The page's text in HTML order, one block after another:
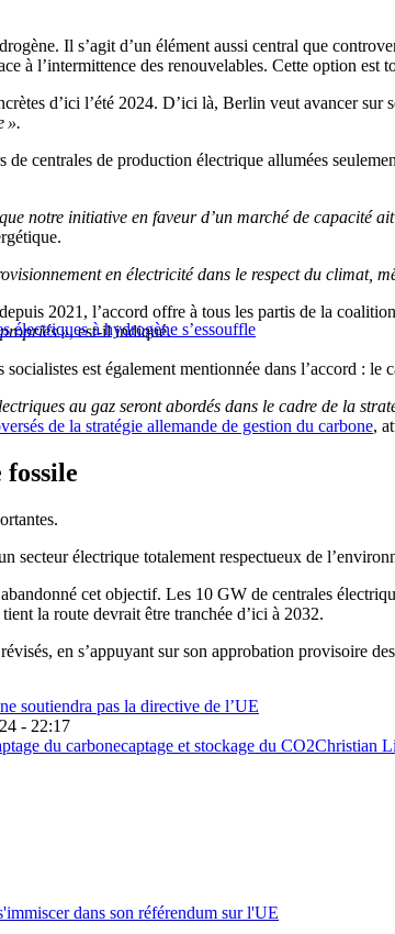
Il s’agit d’un élément aussi central que
à l’intermittence des renouvelables. Cette option est
d’ici l’été 2024. D’ici là, Berlin veut avancer sur
».
centrales de production électrique allumées
notre initiative en faveur d’un marché de capacité
en électricité dans le respect du climat,
électriques à hydrogène s’essouffle
2021, l’accord offre à tous les partis de la
», est-il indiqué.
est également mentionnée dans l’accord : le
au gaz seront abordés dans le cadre de la
de la stratégie allemande de gestion du carbone,
fossile
secteur électrique totalement respectueux de
cet objectif. Les 10 GW de centrales
la route devrait être tranchée d’ici à 2032.
en s’appuyant sur son approbation provisoire
soutiendra pas la directive de l’UE
- 22:17
du carbonecaptage et stockage du CO2Christian
dans son référendum sur l'UE